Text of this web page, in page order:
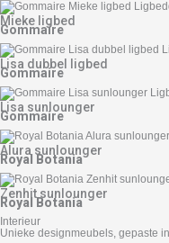
Mieke ligbed
Gommaire
Lisa dubbel ligbed
Gommaire
Lisa sunlounger
Gommaire
Alura sunlounger
Royal Botania
Zenhit sunlounger
Royal Botania
Interieur
Unieke designmeubels, gepaste